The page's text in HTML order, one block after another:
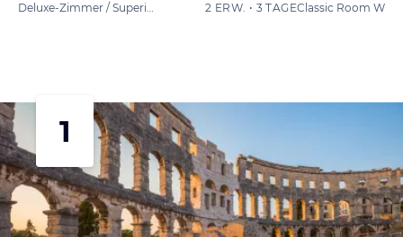
Deluxe-Zimmer / Superior
2 ERW. • 3 TAGE
1